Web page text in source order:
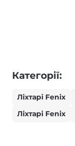
Категорії:
Ліхтарі Fenix
Ліхтарі Fenix